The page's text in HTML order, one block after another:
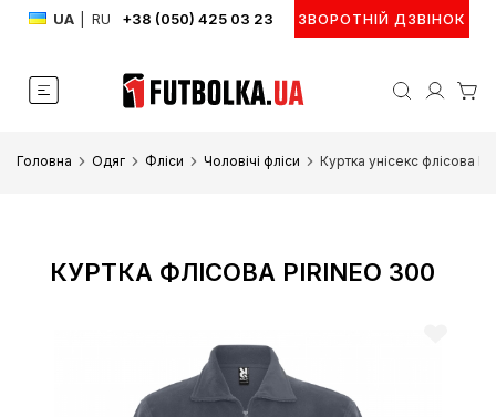
UA RU +38 (050) 425 03 23 ЗВОРОТНІЙ ДЗВІНОК
Головна Одяг Фліси Чоловічі фліси Куртка унісекс флісова
КУРТКА ФЛІСОВА PIRINEO 300